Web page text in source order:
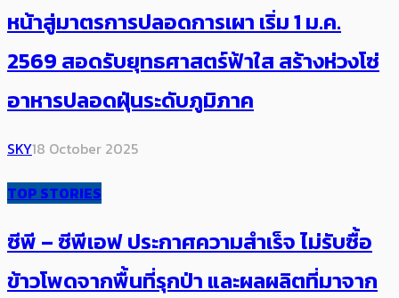
หน้าสู่มาตรการปลอดการเผา เริ่ม 1 ม.ค.
2569 สอดรับยุทธศาสตร์ฟ้าใส สร้างห่วงโซ่
อาหารปลอดฝุ่นระดับภูมิภาค
SKY18 October 2025
TOP STORIES
ซีพี – ซีพีเอฟ ประกาศความสำเร็จ ไม่รับซื้อ
ข้าวโพดจากพื้นที่รุกป่า และผลผลิตที่มาจาก